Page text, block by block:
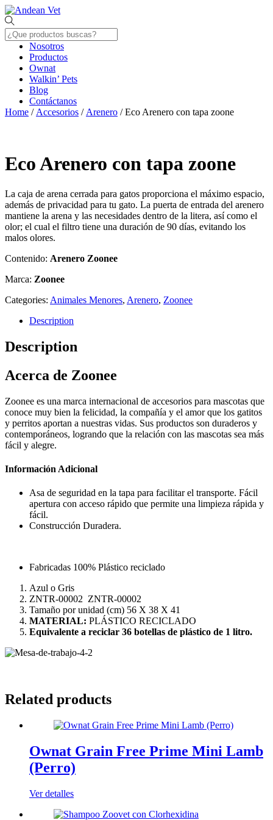
Skip
to
content
Menu
Nosotros
Productos
Ownat
Walkin’ Pets
Blog
Contáctanos
Close
Home / Accesorios / Arenero / Eco Arenero con tapa zoone
Eco Arenero con tapa zoone
La caja de arena cerrada para gatos proporciona el máximo espacio,
además de privacidad para tu gato. La puerta de entrada del arenero
mantiene la arena y las necesidades dentro de la litera, así como el
olor; el cual el filtro tiene una duración de 90 días, evitando los
malos olores.
Contenido: Arenero Zoonee
Marca: Zoonee
Categories: Animales Menores, Arenero, Zoonee
Description
Description
Acerca de Zoonee
Zoonee es una marca internacional de accesorios para mascotas que
conoce muy bien la felicidad, la compañía y el amor que los gatitos
y perritos aportan a nuestras vidas. Sus productos son duraderos y
contemporáneos, logrando que la relación con las mascotas sea más
fácil y alegre.
Información Adicional
Asa de seguridad en la tapa para facilitar el transporte. Fácil
apertura con acceso rápido que permite una limpieza rápida y
fácil.
Construcción Duradera.
Fabricadas 100% Plástico reciclado
Azul o Gris
ZNTR-00002 ZNTR-00002
Tamaño por unidad (cm) 56 X 38 X 41
MATERIAL: PLÁSTICO RECICLADO
Equivalente a reciclar 36 botellas de plástico de 1 litro.
Related products
Ownat Grain Free Prime Mini Lamb
(Perro)
Ver detalles